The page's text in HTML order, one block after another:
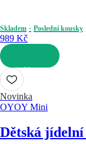
Skladem Poslední kousky
989 Kč
DO KOŠÍKU
Novinka
OYOY Mini
Dětská